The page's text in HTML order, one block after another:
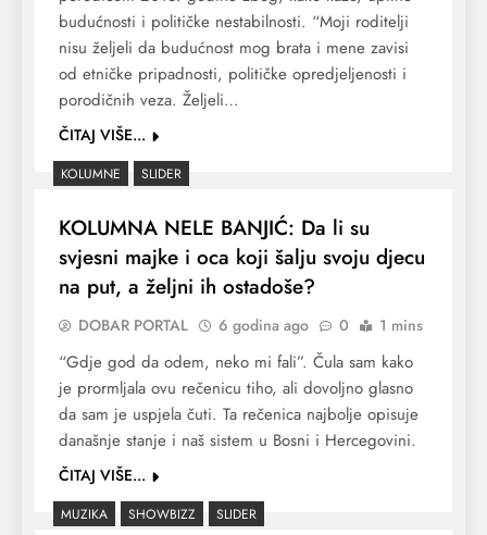
budućnosti i političke nestabilnosti. “Moji roditelji
nisu željeli da budućnost mog brata i mene zavisi
od etničke pripadnosti, političke opredjeljenosti i
porodičnih veza. Željeli…
ČITAJ VIŠE...
KOLUMNE SLIDER
KOLUMNA NELE BANJIĆ: Da li su
svjesni majke i oca koji šalju svoju djecu
na put, a željni ih ostadoše?
DOBAR PORTAL 6 godina ago 0 1 mins
“Gdje god da odem, neko mi fali”. Čula sam kako
je prormljala ovu rečenicu tiho, ali dovoljno glasno
da sam je uspjela čuti. Ta rečenica najbolje opisuje
današnje stanje i naš sistem u Bosni i Hercegovini.
ČITAJ VIŠE...
MUZIKA SHOWBIZZ SLIDER